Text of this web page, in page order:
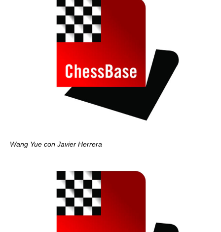
Wang Yue con Javier Herrera